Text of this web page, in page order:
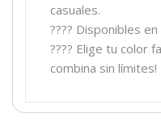
casuales.
???? Disponibles
???? Elige tu color
combina sin límites!